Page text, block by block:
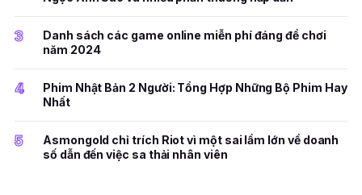
3
Danh sách các game online miễn phí đáng để chơi
năm 2024
4
Phim Nhật Bản 2 Người: Tổng Hợp Những Bộ Phim Hay
Nhất
5
Asmongold chỉ trích Riot vì một sai lầm lớn về doanh
số dẫn đến việc sa thải nhân viên